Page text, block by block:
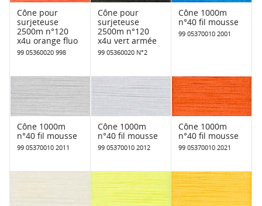
Cône pour
surjeteuse
2500m n°120
x4u orange fluo
99 05360020 998
Cône pour
surjeteuse
2500m n°120
x4u vert armée
99 05360020 N°2
Cône 1000m
n°40 fil mousse
99 05370010 2001
Cône 1000m
n°40 fil mousse
99 05370010 2011
Cône 1000m
n°40 fil mousse
99 05370010 2012
Cône 1000m
n°40 fil mousse
99 05370010 2021